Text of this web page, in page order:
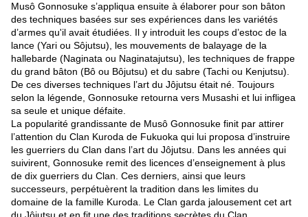
Musô Gonnosuke s’appliqua ensuite à élaborer pour son bâton
des techniques basées sur ses expériences dans les variétés
d’armes qu'il avait étudiées. Il y introduit les coups d’estoc de la
lance (Yari ou Sôjutsu), les mouvements de balayage de la
hallebarde (Naginata ou Naginatajutsu), les techniques de frappe
du grand bâton (Bô ou Bôjutsu) et du sabre (Tachi ou Kenjutsu).
De ces diverses techniques l’art du Jôjutsu était né. Toujours
selon la légende, Gonnosuke retourna vers Musashi et lui infligea
sa seule et unique défaite.
La popularité grandissante de Musô Gonnosuke finit par attirer
l’attention du Clan Kuroda de Fukuoka qui lui proposa d’instruire
les guerriers du Clan dans l’art du Jôjutsu. Dans les années qui
suivirent, Gonnosuke remit des licences d’enseignement à plus
de dix guerriers du Clan. Ces derniers, ainsi que leurs
successeurs, perpétuèrent la tradition dans les limites du
domaine de la famille Kuroda. Le Clan garda jalousement cet art